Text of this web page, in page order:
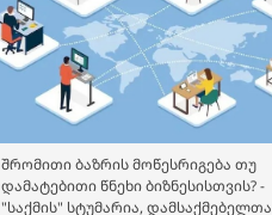
შრომითი ბაზრის მოწესრიგება თუ
დამატებითი წნეხი ბიზნესისთვის? -
"საქმის" სტუმარია, დამსაქმებელთა